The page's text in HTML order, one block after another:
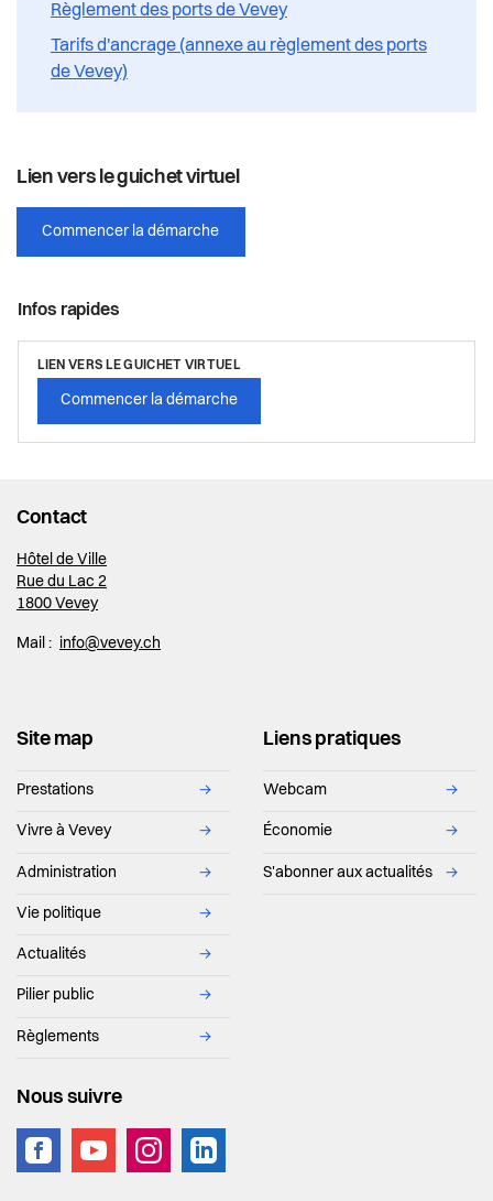
Règlement des ports de Vevey
Tarifs d'ancrage (annexe au règlement des ports
de Vevey)
Lien vers le guichet virtuel
Commencer la démarche
Infos rapides
LIEN VERS LE GUICHET VIRTUEL
Commencer la démarche
Contact
Hôtel de Ville
Rue du Lac 2
1800 Vevey
Mail : info@vevey.ch
Site map
Prestations →
Vivre à Vevey →
Administration →
Vie politique →
Actualités →
Pilier public →
Règlements →
Liens pratiques
Webcam →
Économie →
S'abonner aux actualités →
Nous suivre